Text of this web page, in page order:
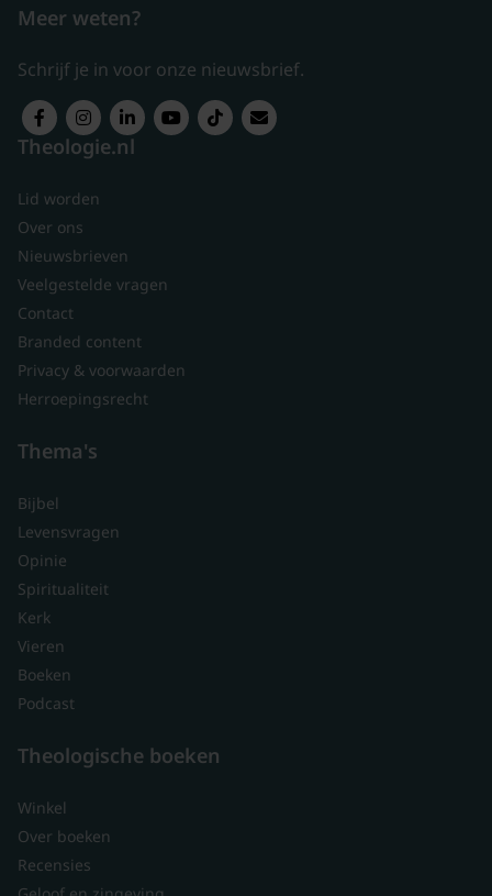
Meer weten?
Schrijf je in voor onze nieuwsbrief.
Theologie.nl
Lid worden
Over ons
Nieuwsbrieven
Veelgestelde vragen
Contact
Branded content
Privacy & voorwaarden
Herroepingsrecht
Thema's
Bijbel
Levensvragen
Opinie
Spiritualiteit
Kerk
Vieren
Boeken
Podcast
Theologische boeken
Winkel
Over boeken
Recensies